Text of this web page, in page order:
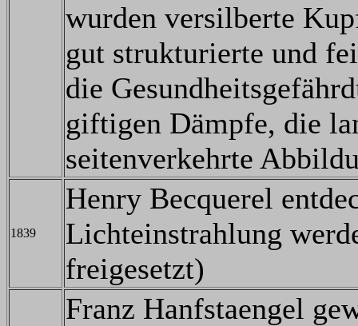
wurden versilberte
gut strukturierte und
die
giftigen Dämpfe, die
seitenverkehrte
1839
Henry Becquerel
Lichteinstrahlung
freigesetzt)
Franz Hanfstaengel